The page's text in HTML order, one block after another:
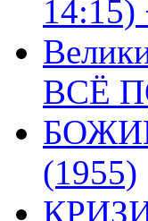
14:15)
ВСЁ
(1955)